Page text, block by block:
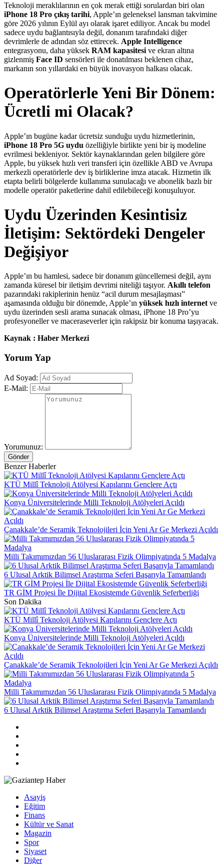
Teknoloji meraklılarının en çok merak ettiği sorulardan biri olan
iPhone 18 Pro çıkış tarihi, Apple’ın geleneksel lansman takvimine
göre 2026 yılının Eylül ayı olarak işaret ediliyor. Ancak bu model
sadece uydu bağlantısıyla değil, donanım tarafındaki diğer
devrimlerle de adından söz ettirecek. Apple Intelligence
entegrasyonu, daha yüksek RAM kapasitesi ve ekran altına
gizlenmiş Face ID sensörleri ile donatılması beklenen cihaz,
markanın son yıllardaki en büyük inovasyon halkası olacak.
Operatörlerle Yeni Bir Dönem:
Ücretli mi Olacak?
Apple’ın bugüne kadar ücretsiz sunduğu uydu hizmetlerinin,
iPhone 18 Pro 5G uydu özelliğiyle birlikte yeni bir iş modeline
evrilmesi bekleniyor. Sektör kaynaklarından gelen bilgilere göre
Apple, bu yüksek hızlı veri transferi için özellikle ABD ve Avrupa
merkezli operatörlerle dev iş birliklerine imza atacak. Hizmetin ilk
etapta belirli bölgelerde kullanıma sunulacağı ve abonelik bazlı bir
modelle operatör paketlerine dahil edilebileceği konuşuluyor.
Uydu Üzerinden Kesintisiz
İletişim: Sektördeki Dengeler
Değişiyor
Apple’ın bu hamlesi, sadece bir donanım güncellemesi değil, aynı
zamanda küresel bir iletişim devrimi niteliği taşıyor. Akıllı telefon
pazarındaki rakiplerinin henüz “acil durum mesajlaşması”
aşamasında olduğu bir dönemde, Apple’ın yüksek hızlı internet ve
uydu üzerinden sesli arama sunacak olması, iPhone 18 Pro’yu
profesyoneller ve maceraseverler için rakipsiz bir konuma taşıyacak.
Kaynak : Haber Merkezi
Yorum Yap
Ad Soyad:
E-Mail:
Yorumunuz:
Gönder
Benzer Haberler
KTÜ Millî Teknoloji Atölyesi Kapılarını Gençlere Açtı
Konya Üniversitelerinde Milli Teknoloji Atölyeleri Açıldı
Çanakkale’de Seramik Teknolojileri İçin Yeni Ar Ge Merkezi Açıldı
Milli Takımımızdan 56 Uluslararası Fizik Olimpiyatında 5 Madalya
6 Ulusal Arktik Bilimsel Araştırma Seferi Başarıyla Tamamlandı
TR GİM Projesi İle Dijital Ekosistemde Güvenlik Seferberliği
Son Dakika
KTÜ Millî Teknoloji Atölyesi Kapılarını Gençlere Açtı
Konya Üniversitelerinde Milli Teknoloji Atölyeleri Açıldı
Çanakkale’de Seramik Teknolojileri İçin Yeni Ar Ge Merkezi Açıldı
Milli Takımımızdan 56 Uluslararası Fizik Olimpiyatında 5 Madalya
6 Ulusal Arktik Bilimsel Araştırma Seferi Başarıyla Tamamlandı
Asayiş
Eğitim
Finans
Kültür ve Sanat
Magazin
Spor
Siyaset
Diğer